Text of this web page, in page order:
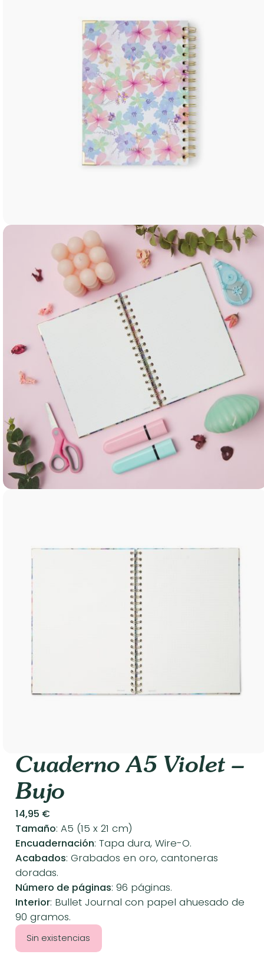
Cuaderno A5 Violet –
Bujo
14,95 €
Tamaño: A5 (15 x 21 cm)
Encuadernación: Tapa dura, Wire-O.
Acabados: Grabados en oro, cantoneras
doradas.
Número de páginas: 96 páginas.
Interior: Bullet Journal con papel ahuesado de
90 gramos.
Sin existencias